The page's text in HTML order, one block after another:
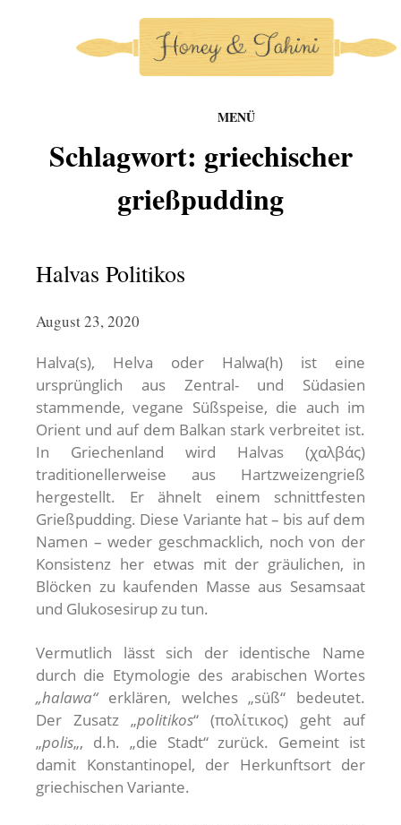
MENÜ
honey-and-tahini
Schlagwort: griechischer
grießpudding
Halvas Politikos
August 23, 2020
Halva(s), Helva oder Halwa(h) ist eine
ursprünglich aus Zentral- und Südasien
stammende, vegane Süßspeise, die auch im
Orient und auf dem Balkan stark verbreitet ist.
In Griechenland wird Halvas (χαλβάς)
traditionellerweise aus Hartzweizengrieß
hergestellt. Er ähnelt einem schnittfesten
Grießpudding. Diese Variante hat – bis auf dem
Namen – weder geschmacklich, noch von der
Konsistenz her etwas mit der gräulichen, in
Blöcken zu kaufenden Masse aus Sesamsaat
und Glukosesirup zu tun.
Vermutlich lässt sich der identische Name
durch die Etymologie des arabischen Wortes
„halawa“erklären, welches „süß“ bedeutet.
Der Zusatz „politikos“ (πολίτικος) geht auf
„polis„, d.h. „die Stadt“ zurück. Gemeint ist
damit Konstantinopel, der Herkunftsort der
griechischen Variante.